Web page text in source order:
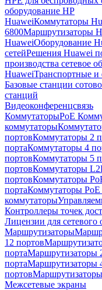
оборудование HP
HuaweiКоммутаторы
6800Маршрутизаторы
HuaweiОборудование
сетейРешения Huawei
производства сетевое
HuaweiТранспортные и
Базовые станции
станций
Видеоконференцсвязь
КоммутаторыPoE
коммутаторы
портовКоммутаторы 2
портаКоммутаторы 4
портовКоммутаторы 5
портовКоммутаторы L2
портовКоммутаторы
портаКоммутаторы PoE
коммутаторы
Контроллеры точек
Лицензии для сетевого
Маршрутизаторы
12 портов
портаМаршрутизаторы
портаМаршрутизаторы
портов
Межсетевые экраны